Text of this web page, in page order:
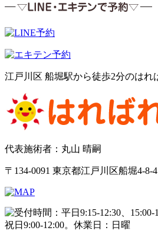
江戸川区 船堀駅から徒歩2分のはれ
代表施術者：丸山 晴嗣
〒134-0091 東京都江戸川区船堀4-8-